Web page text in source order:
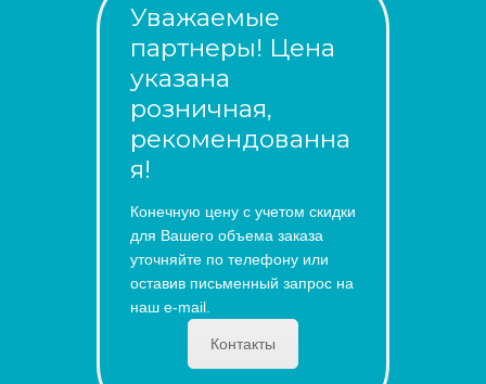
Уважаемые
партнеры! Цена
указана
розничная,
рекомендованна
я!
Конечную цену с учетом скидки
для Вашего объема заказа
уточняйте по телефону или
оставив письменный запрос на
наш e-mail.
Контакты